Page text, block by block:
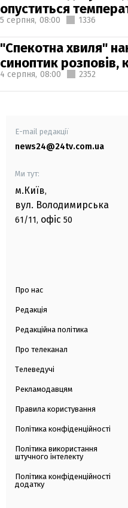
опуститься
5 серпня, 08:00 1336
"Спекотна хвиля"
синоптик розповів,
4 серпня, 08:00 2352
E-mail редакції
news24@24tv.com.ua
Ми тут:
м.Київ,
вул. Володимирська
61/11, офіс 50
Про нас
Редакція
Редакційна політика
Про телеканал
Телеведучі
Рекламодавцям
Правила користування
Політика конфіденційності
Політика використання
штучного інтелекту
Політика конфіденційності
додатку